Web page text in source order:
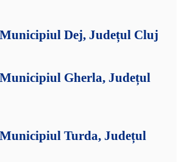
Dej, Județul Cluj
Gherla, Județul
Turda, Județul